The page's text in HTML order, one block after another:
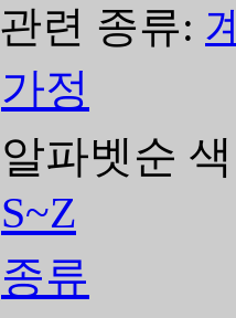
관련 종류:
가정
알파벳순
S~Z
종류